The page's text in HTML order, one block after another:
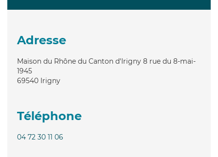
Adresse
Maison du Rhône du Canton d'Irigny 8 rue du 8-mai-
1945
69540 Irigny
Téléphone
04 72 30 11 06